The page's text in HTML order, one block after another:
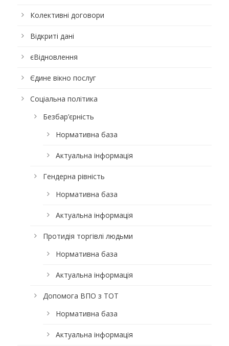
Колективні договори
Відкриті дані
єВідновлення
Єдине вікно послуг
Соціальна політика
Безбар’єрність
Нормативна база
Актуальна інформація
Гендерна рівність
Нормативна база
Актуальна інформація
Протидія торгівлі людьми
Нормативна база
Актуальна інформація
Допомога ВПО з ТОТ
Нормативна база
Актуальна інформація